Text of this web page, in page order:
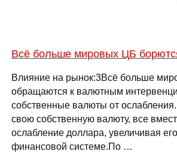
Всё больше мировых ЦБ
Влияние на рынок:3Всё больше
обращаются к валютным
собственные валюты от
свою собственную валюту, все
ослабление доллара, увеличивая
финансовой системе.По …